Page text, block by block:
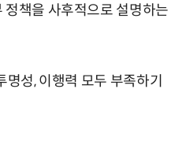
책을 사후적으로 설명하는
성, 이행력 모두 부족하기